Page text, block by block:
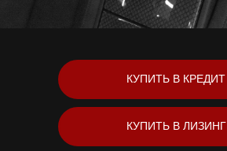
КУПИТЬ В КРЕДИТ
КУПИТЬ В ЛИЗИНГ